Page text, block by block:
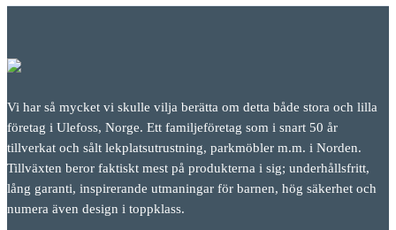
Vi har så mycket vi skulle vilja berätta om detta både stora och lilla
företag i Ulefoss, Norge. Ett familjeföretag som i snart 50 år
tillverkat och sålt lekplatsutrustning, parkmöbler m.m. i Norden.
Tillväxten beror faktiskt mest på produkterna i sig; underhållsfritt,
lång garanti, inspirerande utmaningar för barnen, hög säkerhet och
numera även design i toppklass.